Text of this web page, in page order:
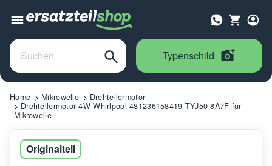
Typenschild
Home Mikrowelle
Drehtellermotor
Drehtellermotor 4W Whirlpool 481236158419 TYJ50-8A7F für
Mikrowelle
Originalteil